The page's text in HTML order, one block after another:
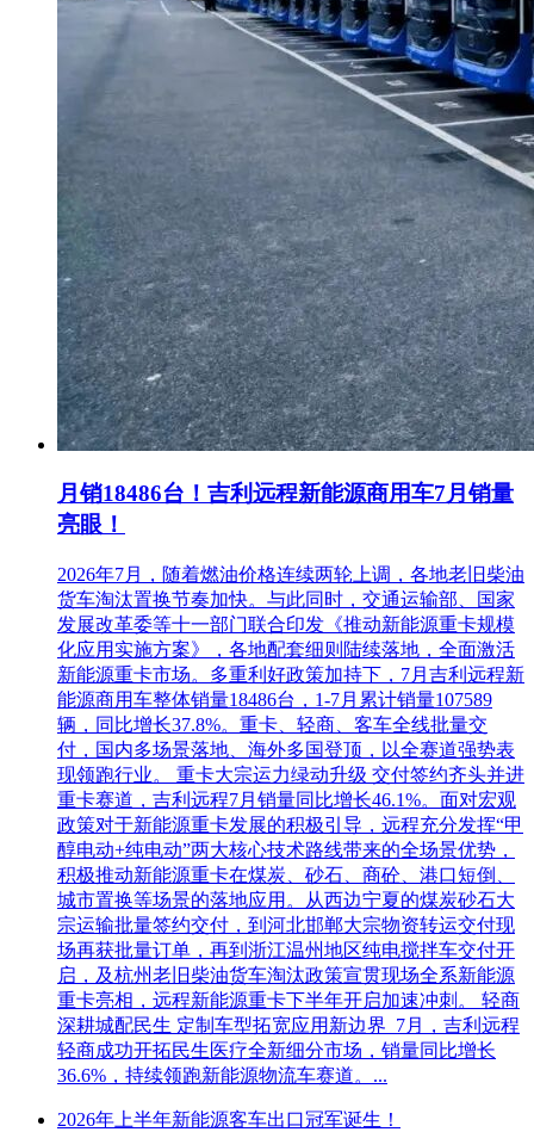
月销18486台！吉利远程新能源商用车7月销量
亮眼！
2026年7月，随着燃油价格连续两轮上调，各地老旧柴油
货车淘汰置换节奏加快。与此同时，交通运输部、国家
发展改革委等十一部门联合印发《推动新能源重卡规模
化应用实施方案》，各地配套细则陆续落地，全面激活
新能源重卡市场。多重利好政策加持下，7月吉利远程新
能源商用车整体销量18486台，1-7月累计销量107589
辆，同比增长37.8%。重卡、轻商、客车全线批量交
付，国内多场景落地、海外多国登顶，以全赛道强势表
现领跑行业。 重卡大宗运力绿动升级 交付签约齐头并进
重卡赛道，吉利远程7月销量同比增长46.1%。面对宏观
政策对于新能源重卡发展的积极引导，远程充分发挥“甲
醇电动+纯电动”两大核心技术路线带来的全场景优势，
积极推动新能源重卡在煤炭、砂石、商砼、港口短倒、
城市置换等场景的落地应用。从西边宁夏的煤炭砂石大
宗运输批量签约交付，到河北邯郸大宗物资转运交付现
场再获批量订单，再到浙江温州地区纯电搅拌车交付开
启，及杭州老旧柴油货车淘汰政策宣贯现场全系新能源
重卡亮相，远程新能源重卡下半年开启加速冲刺。 轻商
深耕城配民生 定制车型拓宽应用新边界 7月，吉利远程
轻商成功开拓民生医疗全新细分市场，销量同比增长
36.6%，持续领跑新能源物流车赛道。...
2026年上半年新能源客车出口冠军诞生！